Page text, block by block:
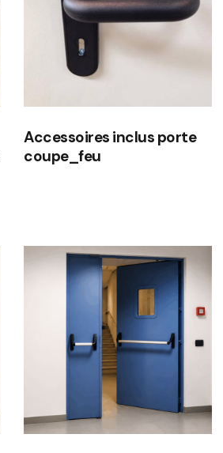
Accessoires inclus porte
coupe_feu